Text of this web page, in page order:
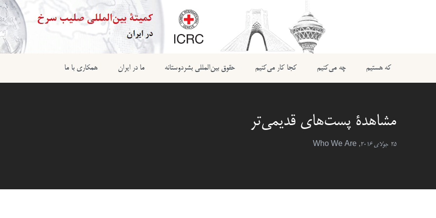
که هستیم چه می‌کنیم کجا کار می‌کنیم حقوق بین‌المللی بشردوستانه ما در ایران همکاری با ما
مشاهدۀ پست‌های قدیمی‌تر
25 جولای 2016 ,
Who We Are